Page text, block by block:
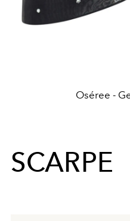
Oséree -
SCARPE